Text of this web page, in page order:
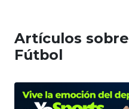
Artículos sobre
Fútbol